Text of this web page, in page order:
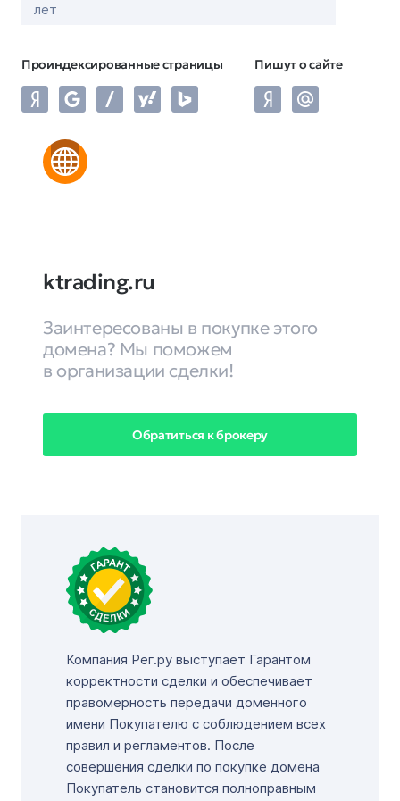
лет
Проиндексированные страницы Пишут о сайте
ktrading.ru
Заинтересованы в покупке этого
домена? Мы поможем
в организации сделки!
Обратиться к брокеру
Компания Рег.ру выступает Гарантом
корректности сделки и обеспечивает
правомерность передачи доменного
имени Покупателю с соблюдением всех
правил и регламентов. После
совершения сделки по покупке домена
Покупатель становится полноправным